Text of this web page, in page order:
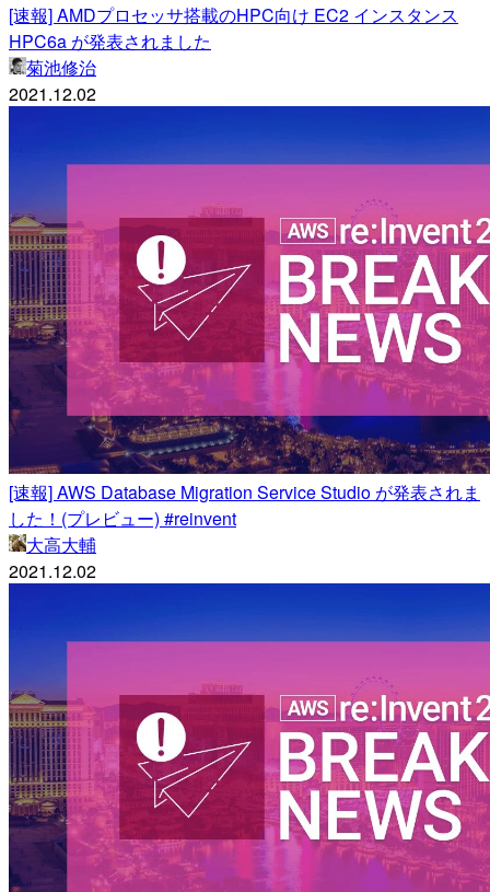
[速報] AMDプロセッサ搭載のHPC向け EC2 インスタンス
HPC6a が発表されました
菊池修治
2021.12.02
[速報] AWS Database Migration Service Studio が発表されま
した！(プレビュー) #reinvent
大高大輔
2021.12.02